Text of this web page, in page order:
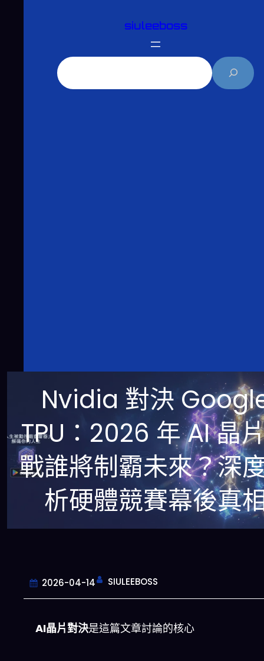
siuleeboss
Nvidia 對決
TPU：2026 年 AI 晶
戰誰將制霸未來？深
析硬體競賽幕後真
2026-04-14 SIULEEBOSS
AI晶片對決是這篇文章討論的核心